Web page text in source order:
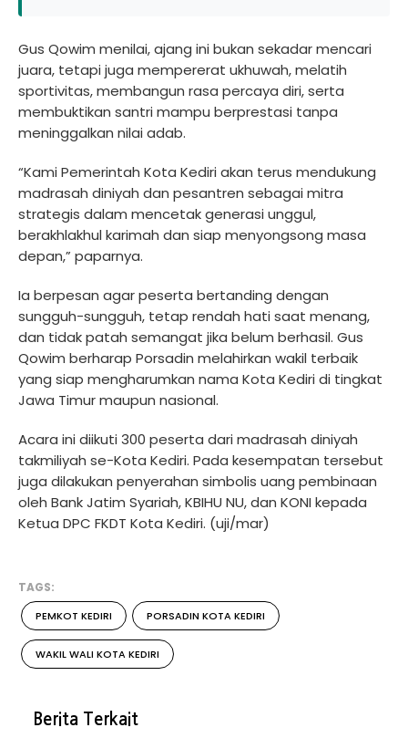
Gus Qowim menilai, ajang ini bukan sekadar mencari
juara, tetapi juga mempererat ukhuwah, melatih
sportivitas, membangun rasa percaya diri, serta
membuktikan santri mampu berprestasi tanpa
meninggalkan nilai adab.
“Kami Pemerintah Kota Kediri akan terus mendukung
madrasah diniyah dan pesantren sebagai mitra
strategis dalam mencetak generasi unggul,
berakhlakhul karimah dan siap menyongsong masa
depan,” paparnya.
Ia berpesan agar peserta bertanding dengan
sungguh-sungguh, tetap rendah hati saat menang,
dan tidak patah semangat jika belum berhasil. Gus
Qowim berharap Porsadin melahirkan wakil terbaik
yang siap mengharumkan nama Kota Kediri di tingkat
Jawa Timur maupun nasional.
Acara ini diikuti 300 peserta dari madrasah diniyah
takmiliyah se-Kota Kediri. Pada kesempatan tersebut
juga dilakukan penyerahan simbolis uang pembinaan
oleh Bank Jatim Syariah, KBIHU NU, dan KONI kepada
Ketua DPC FKDT Kota Kediri. (uji/mar)
TAGS:
PEMKOT KEDIRI PORSADIN KOTA KEDIRI
WAKIL WALI KOTA KEDIRI
Berita Terkait